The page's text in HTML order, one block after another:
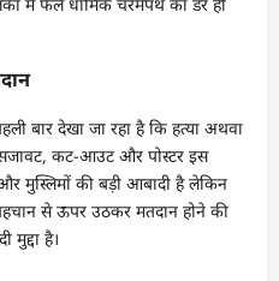
बार देखा जा रहा है कि हत्या अथवा
सजावट, कट-आउट और पोस्टर इस
मुस्लिमों की बड़ी आबादी है लेकिन
से ऊपर उठकर मतदान होने की
मुद्दा है।